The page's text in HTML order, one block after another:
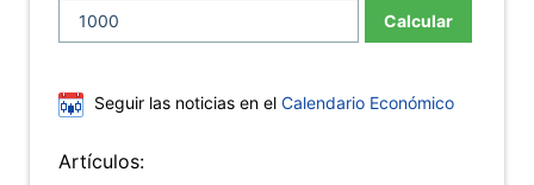
Calcular
Seguir las noticias en el Calendario Económico
Artículos: